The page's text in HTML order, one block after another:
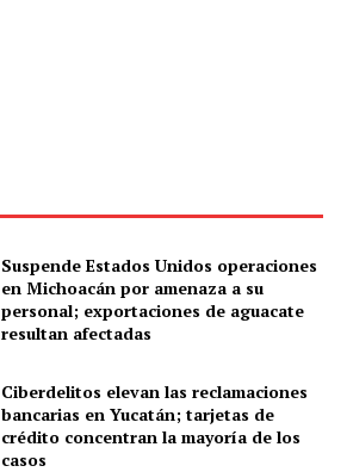
Suspende Estados Unidos operaciones
en Michoacán por amenaza a su
personal; exportaciones de aguacate
resultan afectadas
Ciberdelitos elevan las reclamaciones
bancarias en Yucatán; tarjetas de
crédito concentran la mayoría de los
casos